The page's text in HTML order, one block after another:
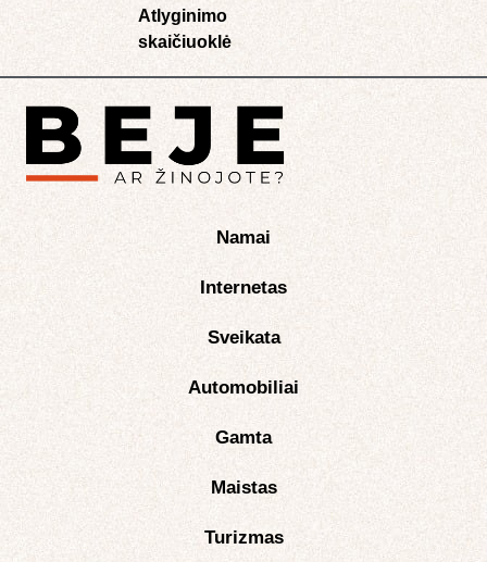
Atlyginimo
skaičiuoklė​
Namai
Internetas
Sveikata
Automobiliai
Gamta
Maistas
Turizmas